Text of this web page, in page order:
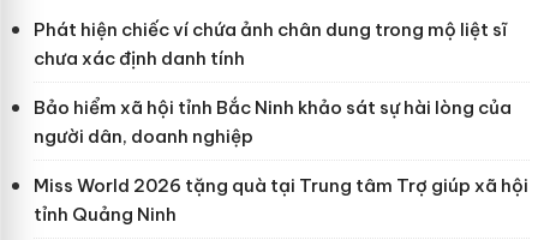
Phát hiện chiếc ví chứa ảnh chân dung trong mộ liệt sĩ
chưa xác định danh tính
Bảo hiểm xã hội tỉnh Bắc Ninh khảo sát sự hài lòng của
người dân, doanh nghiệp
Miss World 2026 tặng quà tại Trung tâm Trợ giúp xã hội
tỉnh Quảng Ninh